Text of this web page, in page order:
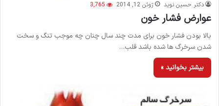
دکتر حسین نوید ژوئن 12, 2014 3,765
عوارض فشار خون
بالا بودن فشار خون برای مدت چند سال چنان چه موجب تنگ و سخت
شدن سرخرگ ها شده باشد قلب…
بیشتر بخوانید »